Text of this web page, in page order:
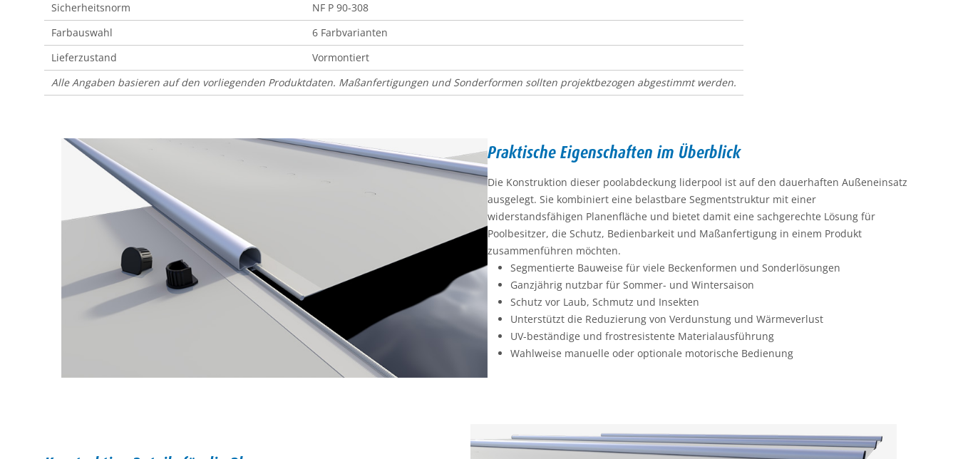
Alle Angaben basieren auf den vorliegenden Produktdaten. Maßanfertigungen und Sonderformen sollten projektbezogen abgestimmt werden.
Sicherheitsnorm
NF P 90-308
Farbauswahl
6 Farbvarianten
Lieferzustand
Vormontiert
Praktische Eigenschaften im Überblick
Die Konstruktion dieser poolabdeckung liderpool ist auf den dauerhaften Außeneinsatz
ausgelegt. Sie kombiniert eine belastbare Segmentstruktur mit einer
widerstandsfähigen Planenfläche und bietet damit eine sachgerechte Lösung für
Poolbesitzer, die Schutz, Bedienbarkeit und Maßanfertigung in einem Produkt
zusammenführen möchten.
Segmentierte Bauweise für viele Beckenformen und Sonderlösungen
Ganzjährig nutzbar für Sommer- und Wintersaison
Schutz vor Laub, Schmutz und Insekten
Unterstützt die Reduzierung von Verdunstung und Wärmeverlust
UV-beständige und frostresistente Materialausführung
Wahlweise manuelle oder optionale motorische Bedienung